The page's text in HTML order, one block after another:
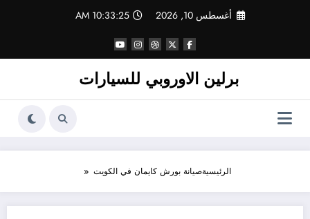
أغسطس 10, 2026 10:33:25 AM
برلين الاوروبي للسيارات
الرئيسيةصيانة بورش كايمان في الكويت